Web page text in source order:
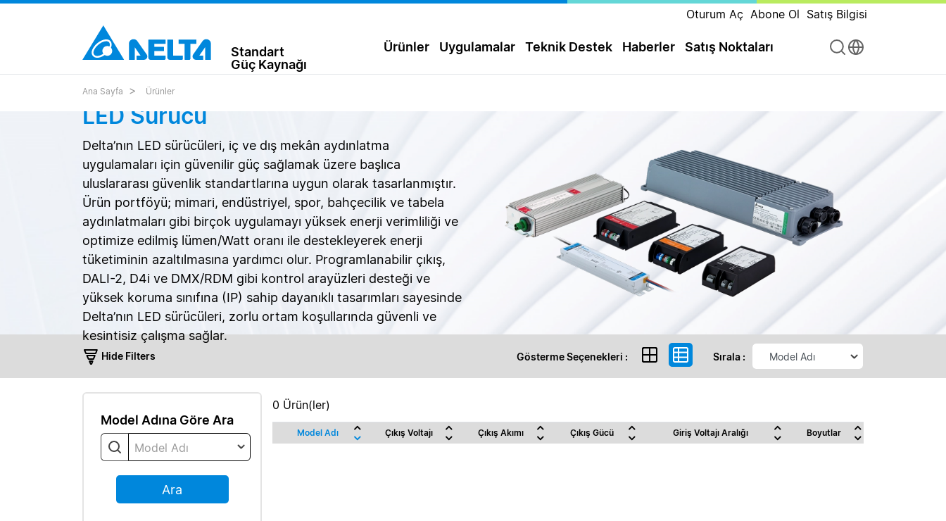
Oturum Aç Abone Ol Satış Bilgisi
Standart
Güç Kaynağı
Ürünler Uygulamalar Teknik Destek Haberler Satış Noktaları
Ana Sayfa Ürünler
LED Sürücü
Delta’nın LED sürücüleri, iç ve dış mekân aydınlatma
uygulamaları için güvenilir güç sağlamak üzere başlıca
uluslararası güvenlik standartlarına uygun olarak tasarlanmıştır.
Ürün portföyü; mimari, endüstriyel, spor, bahçecilik ve tabela
aydınlatmaları gibi birçok uygulamayı yüksek enerji verimliliği ve
optimize edilmiş lümen/Watt oranı ile destekleyerek enerji
tüketiminin azaltılmasına yardımcı olur. Programlanabilir çıkış,
DALI-2, D4i ve DMX/RDM gibi kontrol arayüzleri desteği ve
yüksek koruma sınıfına (IP) sahip dayanıklı tasarımları sayesinde
Delta’nın LED sürücüleri, zorlu ortam koşullarında güvenli ve
kesintisiz çalışma sağlar.
Hide Filters Gösterme Seçenekleri : Sırala :
Model Adına Göre Ara
Model Adı
Ara
0 Ürün(ler)
Model Adı Çıkış Voltajı Çıkış Akımı Çıkış Gücü Giriş Voltajı Aralığı Boyutlar